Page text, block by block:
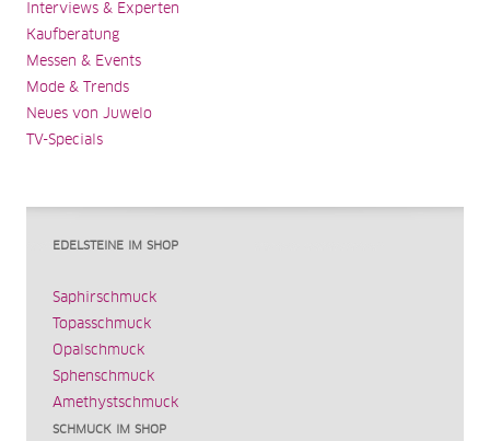
Interviews & Experten
Kaufberatung
Messen & Events
Mode & Trends
Neues von Juwelo
TV-Specials
EDELSTEINE IM SHOP
Saphirschmuck
Topasschmuck
Opalschmuck
Sphenschmuck
Amethystschmuck
SCHMUCK IM SHOP